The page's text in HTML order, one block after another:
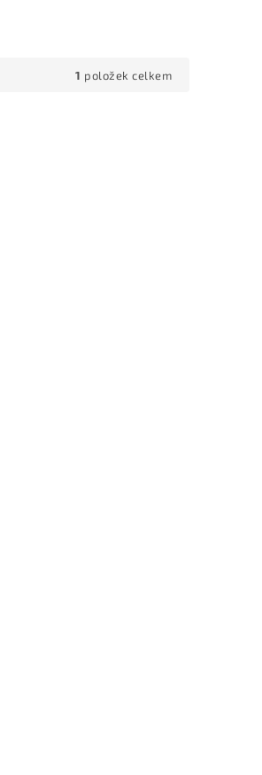
1 položek celkem